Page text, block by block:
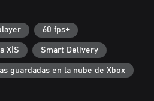
60 fps+
X|S Smart Delivery
guardadas en la nube de Xbox